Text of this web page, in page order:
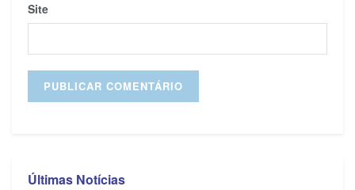
Site
Últimas Notícias